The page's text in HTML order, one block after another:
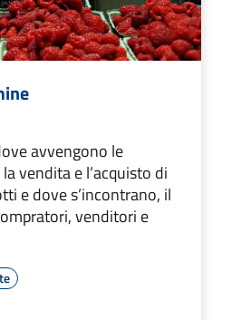
avvengono le
vendita e l’acquisto di
e dove s’incontrano, il
venditori e